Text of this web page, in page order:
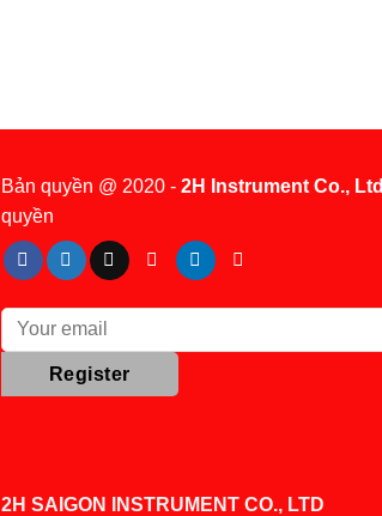
Bản quyền @ 2020 - 2H Instrument Co., Ltd
quyền
2H SAIGON INSTRUMENT CO., LTD